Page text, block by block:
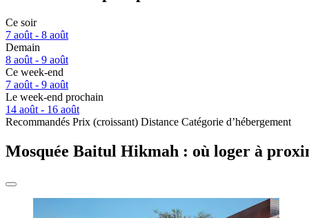
Ce soir
7 août - 8 août
Demain
8 août - 9 août
Ce week-end
7 août - 9 août
Le week-end prochain
14 août - 16 août
Recommandés Prix (croissant) Distance Catégorie d’hébergement
Mosquée Baitul Hikmah : où loger à